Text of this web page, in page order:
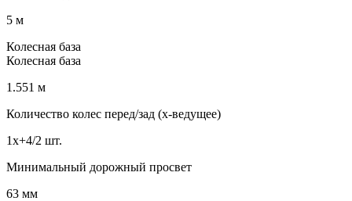
5 м
Колесная база
Колесная база
1.551 м
Количество колес перед/зад (x-ведущее)
1x+4/2 шт.
Минимальный дорожный просвет
63 мм